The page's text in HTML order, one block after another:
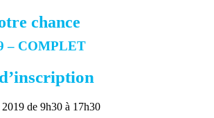
chance
– COMPLET
2019 de 9h30 à 17h30